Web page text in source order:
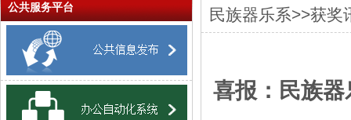
公共服务平台 民族器乐系>>获奖
喜报：民族